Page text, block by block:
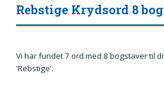
Rebstige Krydsord 8
Vi har fundet 7 ord med 8 bogstaver til
'Rebstige'.